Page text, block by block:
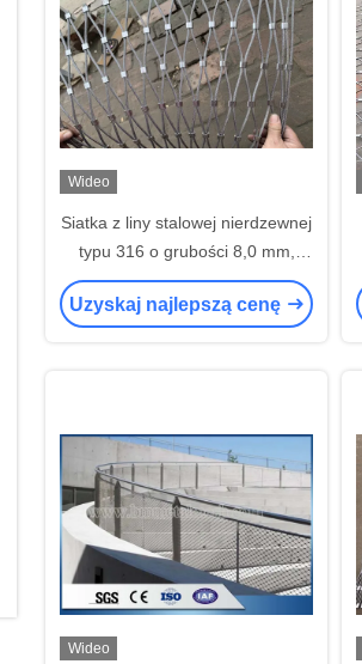
Wideo
Siatka z liny stalowej nierdzewnej
typu 316 o grubości 8,0 mm,
szeroko stosowana na morzu
Uzyskaj najlepszą cenę
Wideo